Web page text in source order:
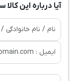
آیا درباره این